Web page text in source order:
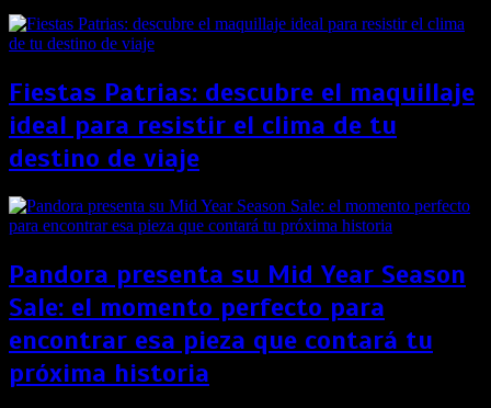
Fiestas Patrias: descubre el maquillaje
ideal para resistir el clima de tu
destino de viaje
Pandora presenta su Mid Year Season
Sale: el momento perfecto para
encontrar esa pieza que contará tu
próxima historia